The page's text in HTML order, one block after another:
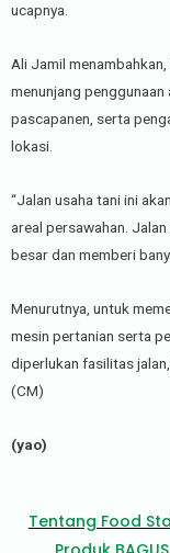
ucapnya.
Ali Jamil
menunjang
pascapanen, serta
lokasi.
“Jalan usaha tani ini
areal persawahan.
besar dan memberi
Menurutnya, untuk
mesin pertanian serta
diperlukan fasilitas
(CM)
(yao)
Tentang Food